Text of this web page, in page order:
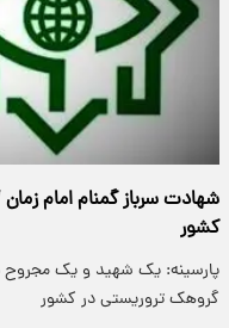
شهادت سرباز گمنام امام
کشور
پارسینه: یک شهید و یک
گروهک تروریستی در کشور